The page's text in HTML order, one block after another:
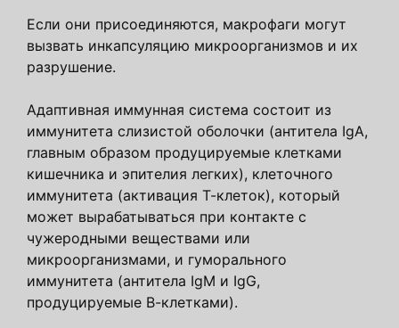
Если они присоединяются, макрофаги могут
вызвать инкапсуляцию микроорганизмов и их
разрушение.
Адаптивная иммунная система состоит из
иммунитета слизистой оболочки (антитела IgA,
главным образом продуцируемые клетками
кишечника и эпителия легких), клеточного
иммунитета (активация Т-клеток), который
может вырабатываться при контакте с
чужеродными веществами или
микроорганизмами, и гуморального
иммунитета (антитела IgM и IgG,
продуцируемые В-клетками).